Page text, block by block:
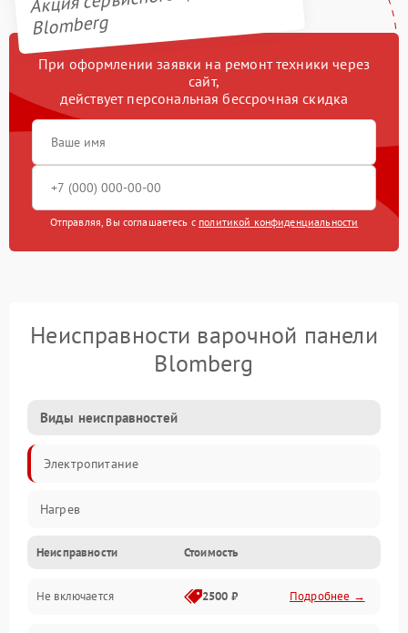
Blomberg
При оформлении заявки на ремонт техники через
сайт,
действует персональная бессрочная скидка
Отправляя, Вы соглашаетесь с политикой конфиденциальности
Неисправности варочной панели
Blomberg
Виды неисправностей
Электропитание
Нагрев
Неисправности Стоимость
Не включается 2500 ₽ Подробнее →